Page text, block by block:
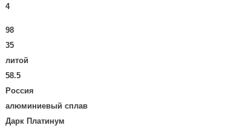
4
98
35
литой
58.5
Россия
алюминиевый сплав
Дарк Платинум